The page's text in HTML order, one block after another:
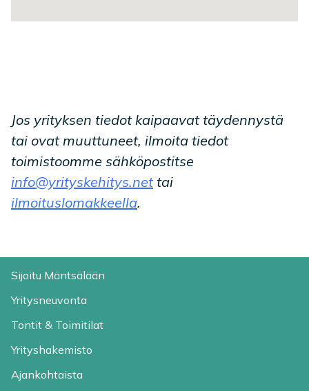
Jos yrityksen tiedot kaipaavat täydennystä
tai ovat muuttuneet, ilmoita tiedot
toimistoomme sähköpostitse
info@yrityskehitys.nettai
ilmoituslomakkeella.
Sijoitu Mäntsälään
Yritysneuvonta
Tontit & Toimitilat
Yrityshakemisto
Ajankohtaista